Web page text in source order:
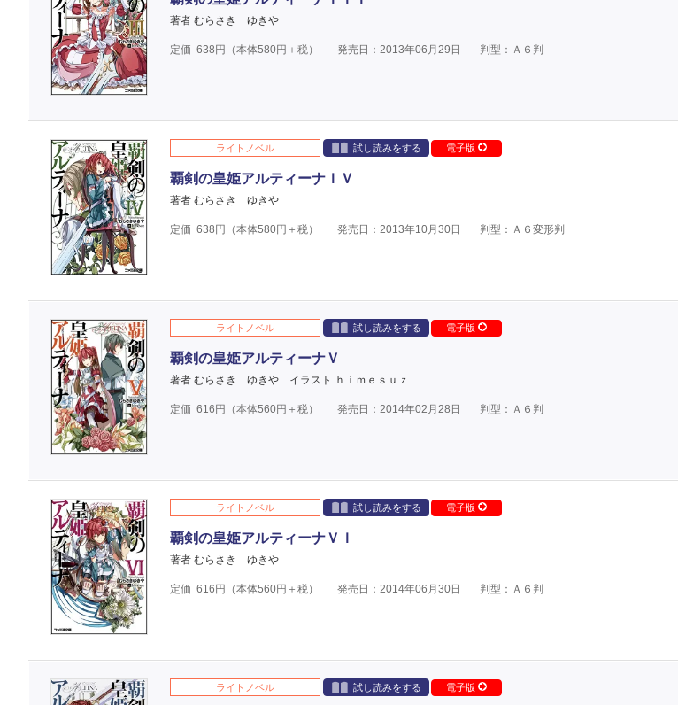
著者 むらさき ゆきや
定価 638円（本体580円＋税） 発売日：2013年06月29日 判型：Ａ６判
ライトノベル 試し読みをする 電子版
覇剣の皇姫アルティーナＩＶ
著者 むらさき ゆきや
定価 638円（本体580円＋税） 発売日：2013年10月30日 判型：Ａ６変形判
ライトノベル 試し読みをする 電子版
覇剣の皇姫アルティーナＶ
著者 むらさき ゆきや イラスト ｈｉｍｅｓｕｚ
定価 616円（本体560円＋税） 発売日：2014年02月28日 判型：Ａ６判
ライトノベル 試し読みをする 電子版
覇剣の皇姫アルティーナＶＩ
著者 むらさき ゆきや
定価 616円（本体560円＋税） 発売日：2014年06月30日 判型：Ａ６判
ライトノベル 試し読みをする 電子版